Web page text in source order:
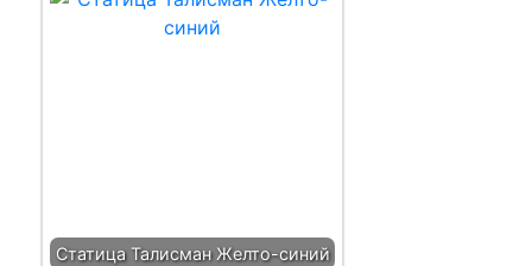
Статица Талисман Желто-синий